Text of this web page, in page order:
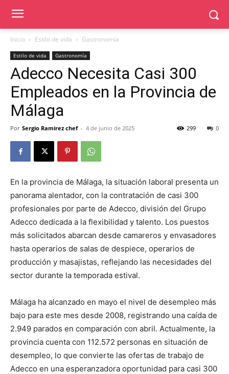
Inicio Estilo de vida Gastronomía
Estilo de vida Gastronomía
Adecco Necesita Casi 300
Empleados en la Provincia de
Málaga
Por Sergio Ramirez chef - 4 de junio de 2025 0
299
En la provincia de Málaga, la situación laboral presenta un
panorama alentador, con la contratación de casi 300
profesionales por parte de Adecco, división del Grupo
Adecco dedicada a la flexibilidad y talento. Los puestos
más solicitados abarcan desde camareros y envasadores
hasta operarios de salas de despiece, operarios de
producción y masajistas, reflejando las necesidades del
sector durante la temporada estival.
Málaga ha alcanzado en mayo el nivel de desempleo más
bajo para este mes desde 2008, registrando una caída de
2.949 parados en comparación con abril. Actualmente, la
provincia cuenta con 112.572 personas en situación de
desempleo, lo que convierte las ofertas de trabajo de
Adecco en una esperanzadora oportunidad para casi 300